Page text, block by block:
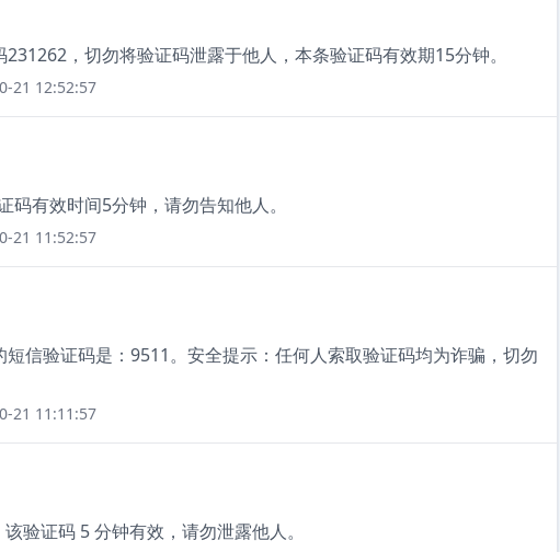
，切勿将验证码泄露于他人，本条验证码有效期15分钟。
21 12:52:57
码有效时间5分钟，请勿告知他人。
21 11:52:57
短信验证码是：9511。安全提示：任何人索取验证码均为诈骗，切勿
21 11:11:57
验证码 5 分钟有效，请勿泄露他人。